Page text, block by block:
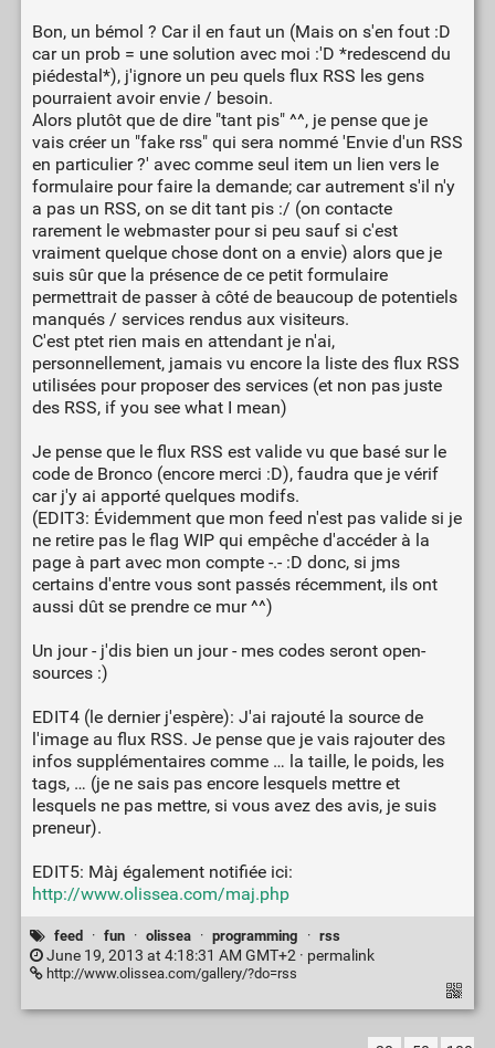
Bon, un bémol ? Car il en faut un (Mais on s'en fout :D
car un prob = une solution avec moi :'D *redescend du
piédestal*), j'ignore un peu quels flux RSS les gens
pourraient avoir envie / besoin.
Alors plutôt que de dire "tant pis" ^^, je pense que je
vais créer un "fake rss" qui sera nommé 'Envie d'un RSS
en particulier ?' avec comme seul item un lien vers le
formulaire pour faire la demande; car autrement s'il n'y
a pas un RSS, on se dit tant pis :/ (on contacte
rarement le webmaster pour si peu sauf si c'est
vraiment quelque chose dont on a envie) alors que je
suis sûr que la présence de ce petit formulaire
permettrait de passer à côté de beaucoup de potentiels
manqués / services rendus aux visiteurs.
C'est ptet rien mais en attendant je n'ai,
personnellement, jamais vu encore la liste des flux RSS
utilisées pour proposer des services (et non pas juste
des RSS, if you see what I mean)
Je pense que le flux RSS est valide vu que basé sur le
code de Bronco (encore merci :D), faudra que je vérif
car j'y ai apporté quelques modifs.
(EDIT3: Évidemment que mon feed n'est pas valide si je
ne retire pas le flag WIP qui empêche d'accéder à la
page à part avec mon compte -.- :D donc, si jms
certains d'entre vous sont passés récemment, ils ont
aussi dût se prendre ce mur ^^)
Un jour - j'dis bien un jour - mes codes seront open-
sources :)
EDIT4 (le dernier j'espère): J'ai rajouté la source de
l'image au flux RSS. Je pense que je vais rajouter des
infos supplémentaires comme … la taille, le poids, les
tags, … (je ne sais pas encore lesquels mettre et
lesquels ne pas mettre, si vous avez des avis, je suis
preneur).
EDIT5: Màj également notifiée ici:
http://www.olissea.com/maj.php
feed · fun · olissea · programming · rss
June 19, 2013 at 4:18:31 AM GMT+2 · permalink
http://www.olissea.com/gallery/?do=rss